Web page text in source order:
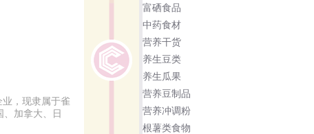
，现隶属于雀
加拿大、日
富硒食品
中药食材
营养干货
养生豆类
养生瓜果
营养豆制品
营养冲调粉
根薯类食物